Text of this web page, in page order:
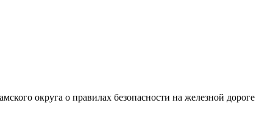
округа о правилах безопасности на железной дороге